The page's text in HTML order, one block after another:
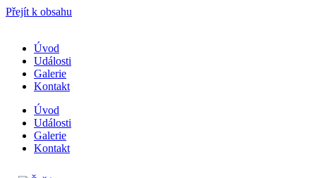
Přejít k obsahu
Úvod
Události
Galerie
Kontakt
Úvod
Události
Galerie
Kontakt